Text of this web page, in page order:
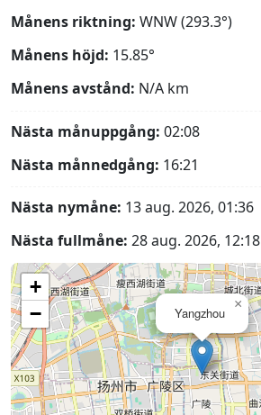
Månens riktning: WNW (293.3°)
Månens höjd: 15.85°
Månens avstånd: N/A km
Nästa månuppgång: 02:08
Nästa månnedgång: 16:21
Nästa nymåne: 13 aug. 2026, 01:36
Nästa fullmåne: 28 aug. 2026, 12:18
Yangzhou
×
+
−